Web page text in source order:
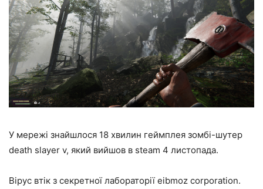
У мережі знайшлося 18 хвилин геймплея зомбі-шутер
death slayer v, який вийшов в steam 4 листопада.
Вірус втік з секретної лабораторії eibmoz corporation.